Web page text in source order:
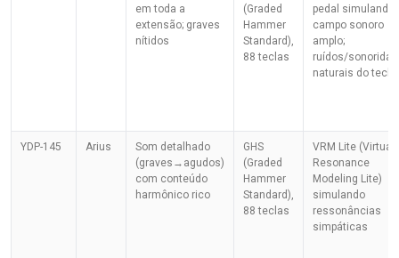
em toda a
extensão; graves
nítidos
(Graded
Hammer
Standard),
88 teclas
pedal simulando
campo sonoro
amplo;
ruídos/
naturais do
YDP-145 Arius
Som detalhado
(graves→agudos)
com conteúdo
harmônico rico
GHS
(Graded
Hammer
Standard),
88 teclas
VRM Lite (Virtual
Resonance
Modeling Lite)
simulando
ressonâncias
simpáticas